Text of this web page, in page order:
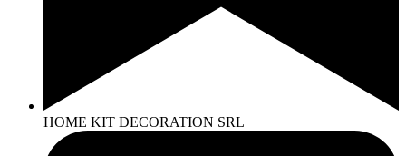
HOME KIT DECORATION SRL